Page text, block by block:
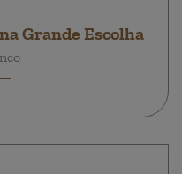
Grande Escolha